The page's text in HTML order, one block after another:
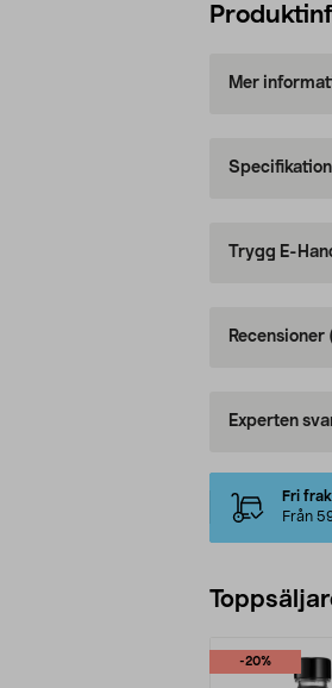
Mer
Trygg E-
Recensioner
Experten
Fri
Från
-20%